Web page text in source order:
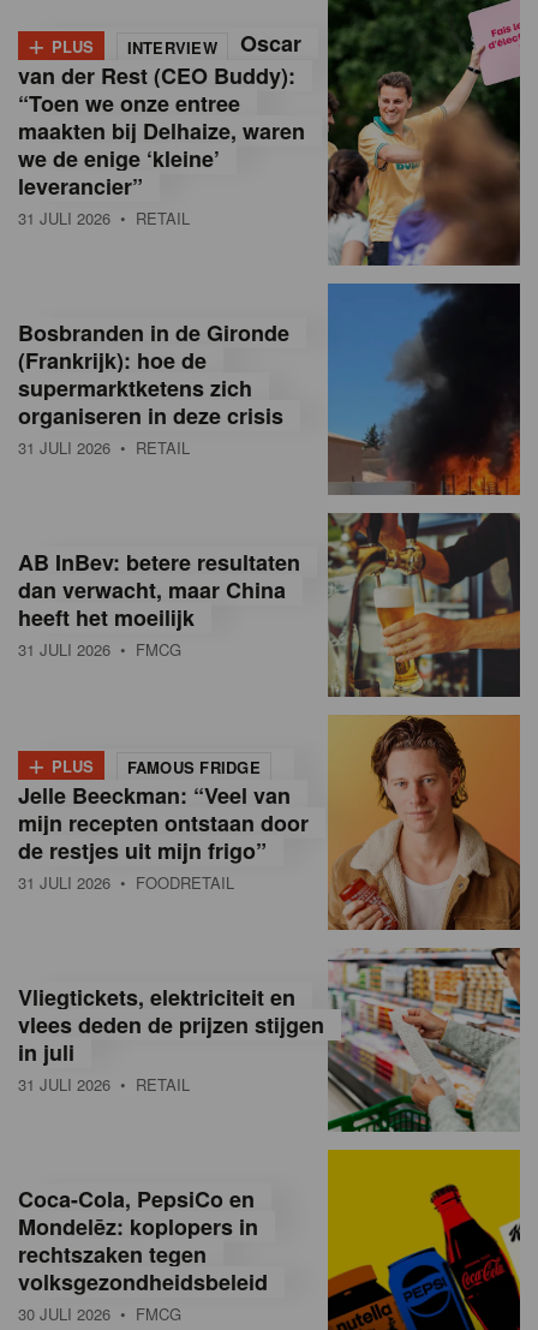
a
M
a
g
a
n
e
a
n
B
e
g
ë
e
a
+ PLUS INTERVIEW
Oscar
van der Rest (CEO Buddy):
“Toen we onze entree
maakten bij Delhaize, waren
we de enige ‘kleine’
leverancier”
31 JULI 2026 • RETAIL
Bosbranden in de Gironde
(Frankrijk): hoe de
supermarktketens zich
organiseren in deze crisis
31 JULI 2026 • RETAIL
AB InBev: betere resultaten
dan verwacht, maar China
heeft het moeilijk
31 JULI 2026 • FMCG
+ PLUS FAMOUS FRIDGE
Jelle Beeckman: “Veel van
mijn recepten ontstaan door
de restjes uit mijn frigo”
31 JULI 2026 • FOODRETAIL
Vliegtickets, elektriciteit en
vlees deden de prijzen stijgen
in juli
31 JULI 2026 • RETAIL
Coca-Cola, PepsiCo en
Mondelēz: koplopers in
rechtszaken tegen
volksgezondheidsbeleid
30 JULI 2026 • FMCG